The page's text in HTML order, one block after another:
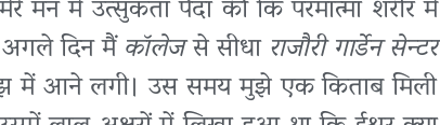
मन में उत्सुकता पैदा की कि परमात्मा शरीर में
दिन मैंकॉलेजसे सीधाराजौरी गार्डेन सेन्टर
में आने लगी। उस समय मुझे एक किताब मिली